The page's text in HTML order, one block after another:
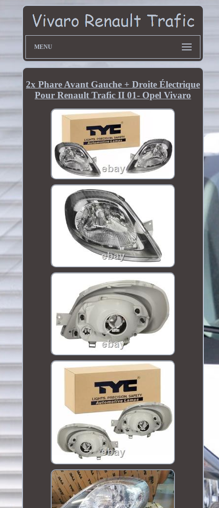
MENU
2x Phare Avant Gauche + Droite Électrique
Pour Renault Trafic II 01- Opel Vivaro